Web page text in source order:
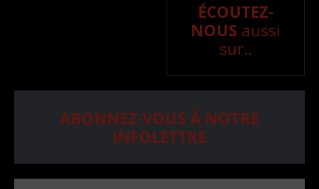
ÉCOUTEZ-
NOUS aussi
sur..
ABONNEZ-VOUS À NOTRE
INFOLETTRE